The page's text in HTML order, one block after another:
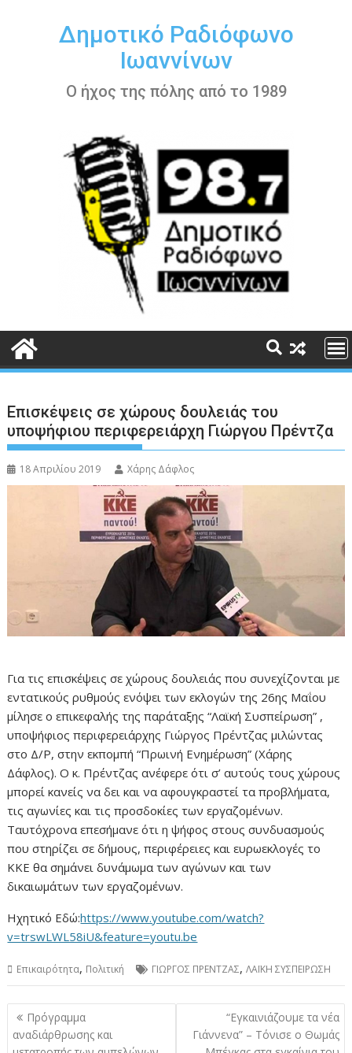
περιεχόμενοΔημοτικό Ραδιόφωνο
Ιωαννίνων
Ο ήχος της πόλης από το 1989
Επισκέψεις σε χώρους δουλειάς του
υποψήφιου περιφερειάρχη Γιώργου Πρέντζα
18 Απριλίου 2019 Χάρης Δάφλος
Για τις επισκέψεις σε χώρους δουλειάς που συνεχίζονται με
εντατικούς ρυθμούς ενόψει των εκλογών της 26ης Μαΐου
μίλησε ο επικεφαλής της παράταξης “Λαϊκή Συσπείρωση” ,
υποψήφιος περιφερειάρχης Γιώργος Πρέντζας μιλώντας
στο Δ/Ρ, στην εκπομπή “Πρωινή Ενημέρωση” (Χάρης
Δάφλος). Ο κ. Πρέντζας ανέφερε ότι σ’ αυτούς τους χώρους
μπορεί κανείς να δει και να αφουγκραστεί τα προβλήματα,
τις αγωνίες και τις προσδοκίες των εργαζομένων.
Ταυτόχρονα επεσήμανε ότι η ψήφος στους συνδυασμούς
που στηρίζει σε δήμους, περιφέρειες και ευρωεκλογές το
ΚΚΕ θα σημάνει δυνάμωμα των αγώνων και των
δικαιωμάτων των εργαζομένων.
Ηχητικό Εδώ:https://www.youtube.com/watch?
v=trswLWL58iU&feature=youtu.be
Επικαιρότητα, Πολιτική ΓΙΩΡΓΟΣ ΠΡΕΝΤΖΑΣ,ΛΑΪΚΗ ΣΥΣΠΕΙΡΩΣΗ
Πλοήγηση
άρθρων
Πρόγραμμα
αναδιάρθρωσης και
“Εγκαινιάζουμε τα νέα
Γιάννενα” – Τόνισε ο Θωμάς